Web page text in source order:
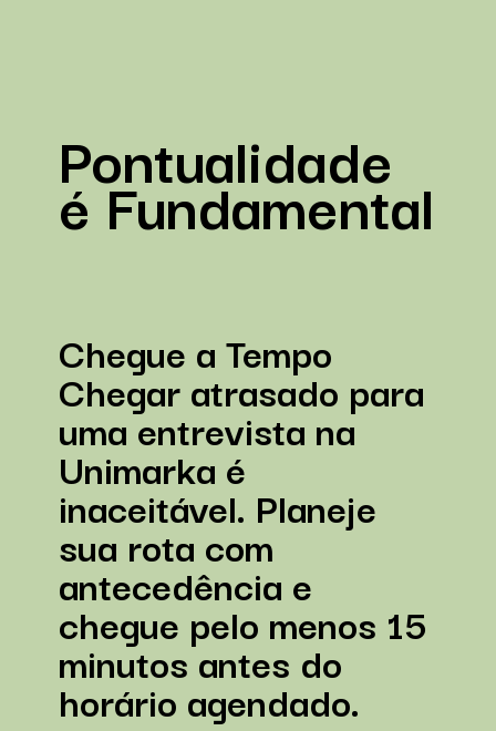
Pontualidade
é Fundamental
Chegue a Tempo
Chegar atrasado para
uma entrevista na
Unimarka é
inaceitável. Planeje
sua rota com
antecedência e
chegue pelo menos 15
minutos antes do
horário agendado.